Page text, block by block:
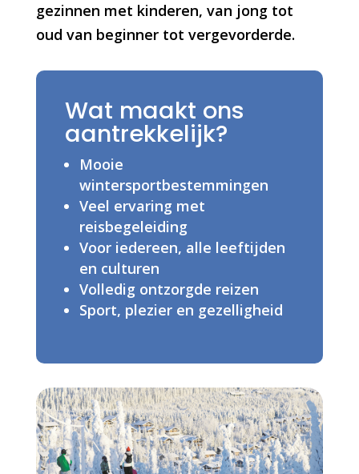
gezinnen met kinderen, van jong tot
oud van beginner tot vergevorderde.
Wat maakt ons
aantrekkelijk?
Mooie
wintersportbestemmingen
Veel ervaring met
reisbegeleiding
Voor iedereen, alle leeftijden
en culturen
Volledig ontzorgde reizen
Sport, plezier en gezelligheid